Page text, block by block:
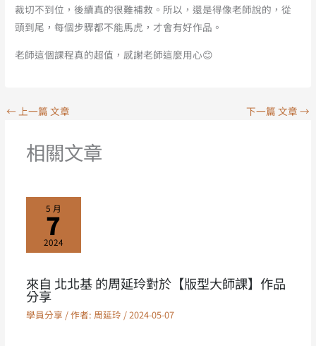
裁切不到位，後續真的很難補救。所以，還是得像老師說的，從
頭到尾，每個步驟都不能馬虎，才會有好作品。
老師這個課程真的超值，感謝老師這麼用心😊
← 上一篇 文章 下一篇 文章 →
相關文章
5 月
7
2024
來自 北北基 的周延玲對於【版型大師課】作品
分享
學員分享 / 作者: 周延玲 /2024-05-07